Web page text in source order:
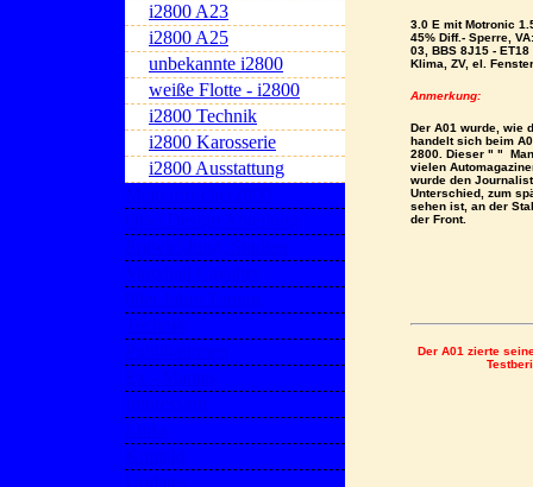
i2800 A23
i2800 A25
unbekannte i2800
weiße Flotte - i2800
i2800 Technik
i2800 Karosserie
i2800 Ausstattung
3.0 E mit Motronic
45% Diff.- Sperre,
03, BBS 8J15 -
Klima, ZV, el.
Anmerkung:
Der A01 wurde, wie
handelt sich beim
2800. Dieser " "
vielen
wurde den
Unterschied, zum
sehen ist, an der
der Front.
Der A01 zierte